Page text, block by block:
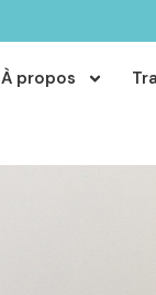
À propos